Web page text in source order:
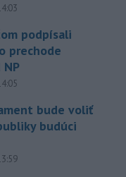
podpísali
prechode
bude voliť
budúci